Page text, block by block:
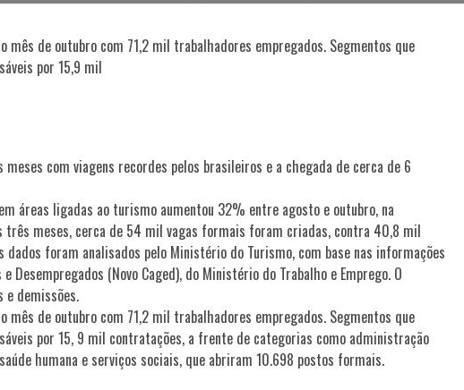
mês de outubro com 71,2 mil trabalhadores empregados. Segmentos que
por 15,9 mil
com viagens recordes pelos brasileiros e a chegada de cerca de 6
áreas ligadas ao turismo aumentou 32% entre agosto e outubro, na
meses, cerca de 54 mil vagas formais foram criadas, contra 40,8 mil
foram analisados pelo Ministério do Turismo, com base nas informações
Desempregados (Novo Caged), do Ministério do Trabalho e Emprego. O
demissões.
mês de outubro com 71,2 mil trabalhadores empregados. Segmentos que
por 15, 9 mil contratações, a frente de categorias como administração
humana e serviços sociais, que abriram 10.698 postos formais.